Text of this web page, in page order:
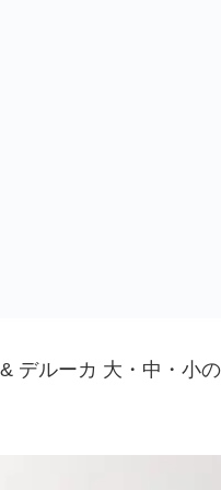
デルーカ 大・中・小